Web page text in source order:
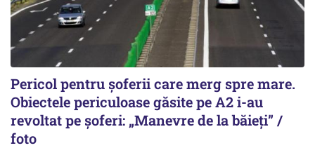
Pericol pentru șoferii care merg spre mare.
Obiectele periculoase găsite pe A2 i-au
revoltat pe șoferi: „Manevre de la băieți” /
foto